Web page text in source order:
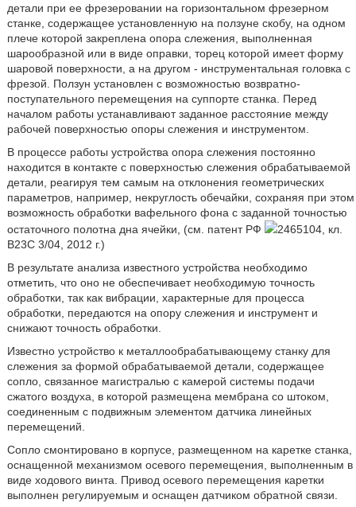
детали при ее фрезеровании на горизонтальном фрезерном
станке, содержащее установленную на ползуне скобу, на одном
плече которой закреплена опора слежения, выполненная
шарообразной или в виде оправки, торец которой имеет форму
шаровой поверхности, а на другом - инструментальная головка с
фрезой. Ползун установлен с возможностью возвратно-
поступательного перемещения на суппорте станка. Перед
началом работы устанавливают заданное расстояние между
рабочей поверхностью опоры слежения и инструментом.
В процессе работы устройства опора слежения постоянно
находится в контакте с поверхностью слежения обрабатываемой
детали, реагируя тем самым на отклонения геометрических
параметров, например, некруглость обечайки, сохраняя при этом
возможность обработки вафельного фона с заданной точностью
остаточного полотна дна ячейки, (см. патент РФ
2465104, кл.
B23C 3/04, 2012 г.)
В результате анализа известного устройства необходимо
отметить, что оно не обеспечивает необходимую точность
обработки, так как вибрации, характерные для процесса
обработки, передаются на опору слежения и инструмент и
снижают точность обработки.
Известно устройство к металлообрабатывающему станку для
слежения за формой обрабатываемой детали, содержащее
сопло, связанное магистралью с камерой системы подачи
сжатого воздуха, в которой размещена мембрана со штоком,
соединенным с подвижным элементом датчика линейных
перемещений.
Сопло смонтировано в корпусе, размещенном на каретке станка,
оснащенной механизмом осевого перемещения, выполненным в
виде ходового винта. Привод осевого перемещения каретки
выполнен регулируемым и оснащен датчиком обратной связи.